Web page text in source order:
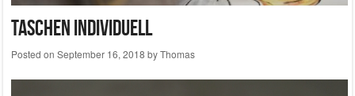
Taschen individuell
Posted on September 16, 2018 byThomas